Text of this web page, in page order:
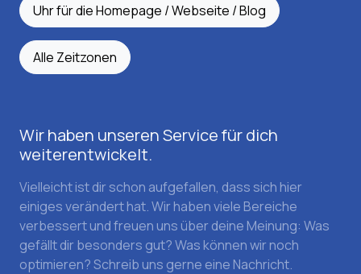
Uhr für die Homepage / Webseite / Blog
Alle Zeitzonen
Wir haben unseren Service für dich
weiterentwickelt.
Vielleicht ist dir schon aufgefallen, dass sich hier
einiges verändert hat. Wir haben viele Bereiche
verbessert und freuen uns über deine Meinung: Was
gefällt dir besonders gut? Was können wir noch
optimieren? Schreib uns gerne eine Nachricht.